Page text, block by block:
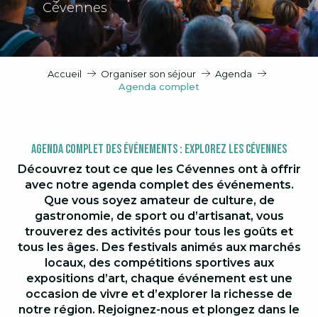
Cévennes
Accueil Organiser son séjour
Agenda
Agenda complet
Agenda Complet des Événements : Explorez les Cévennes
Découvrez tout ce que les Cévennes ont à offrir
avec notre agenda complet des événements.
Que vous soyez amateur de culture, de
gastronomie, de sport ou d’artisanat, vous
trouverez des activités pour tous les goûts et
tous les âges. Des festivals animés aux marchés
locaux, des compétitions sportives aux
expositions d’art, chaque événement est une
occasion de vivre et d’explorer la richesse de
notre région. Rejoignez-nous et plongez dans le